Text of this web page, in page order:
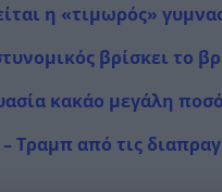
η «τιμωρός»
βρίσκει το
κακάο μεγάλη
Τραμπ από τις